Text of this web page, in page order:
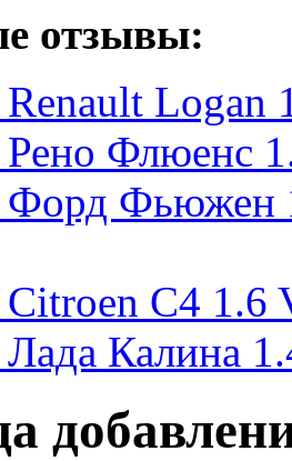
отзывы:
Logan
Флюенс
Форд
C4
Калина